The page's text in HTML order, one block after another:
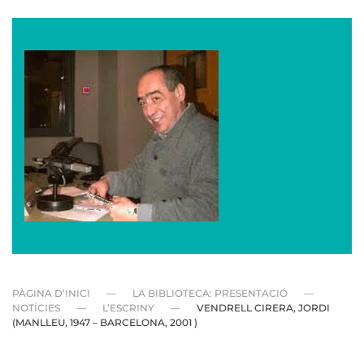
PÀGINA D’INICI
LA BIBLIOTECA: PRESENTACIÓ
NOTÍCIES
L’ESCRINY
VENDRELL CIRERA, JORDI
(MANLLEU, 1947 – BARCELONA, 2001 )